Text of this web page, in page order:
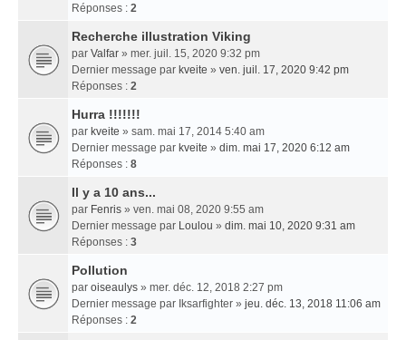
Réponses : 2
Recherche illustration Viking
par Valfar » mer. juil. 15, 2020 9:32 pm
Dernier message par kveite » ven. juil. 17, 2020 9:42 pm
Réponses : 2
Hurra !!!!!!!
par kveite » sam. mai 17, 2014 5:40 am
Dernier message par kveite » dim. mai 17, 2020 6:12 am
Réponses : 8
Il y a 10 ans...
par Fenris » ven. mai 08, 2020 9:55 am
Dernier message par Loulou » dim. mai 10, 2020 9:31 am
Réponses : 3
Pollution
par oiseaulys » mer. déc. 12, 2018 2:27 pm
Dernier message par Iksarfighter » jeu. déc. 13, 2018 11:06 am
Réponses : 2